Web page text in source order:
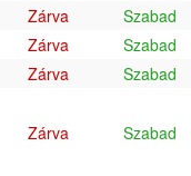
Zárva
Szabad
Zárva
Szabad
Zárva
Szabad
Zárva Szabad